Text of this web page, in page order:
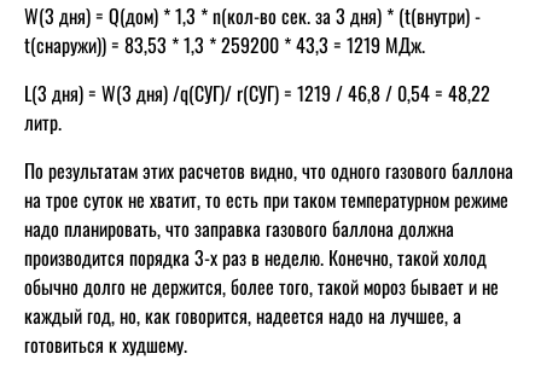
W(3 дня) = Q(дом) * 1,3 * n(кол-во сек. за 3 дня) * (t(внутри) -
t(снаружи)) = 83,53 * 1,3 * 259200 * 43,3 = 1219 МДж.
L(3 дня) = W(3 дня) /q(СУГ)/ r(СУГ) = 1219 / 46,8 / 0,54 = 48,22
литр.
По результатам этих расчетов видно, что одного газового баллона
на трое суток не хватит, то есть при таком температурном режиме
надо планировать, что заправка газового баллона должна
производится порядка 3-х раз в неделю. Конечно, такой холод
обычно долго не держится, более того, такой мороз бывает и не
каждый год, но, как говорится, надеется надо на лучшее, а
готовиться к худшему.